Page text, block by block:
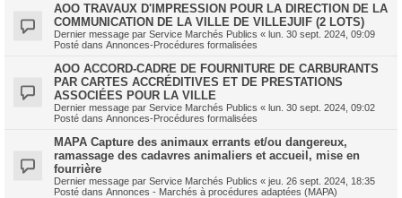
AOO TRAVAUX D'IMPRESSION POUR LA DIRECTION DE LA
COMMUNICATION DE LA VILLE DE VILLEJUIF (2 LOTS)
Dernier message par Service Marchés Publics « lun. 30 sept. 2024, 09:09
Posté dans Annonces-Procédures formalisées
AOO ACCORD-CADRE DE FOURNITURE DE CARBURANTS
PAR CARTES ACCRÉDITIVES ET DE PRESTATIONS
ASSOCIÉES POUR LA VILLE
Dernier message par Service Marchés Publics « lun. 30 sept. 2024, 09:02
Posté dans Annonces-Procédures formalisées
MAPA Capture des animaux errants et/ou dangereux,
ramassage des cadavres animaliers et accueil, mise en
fourrière
Dernier message par Service Marchés Publics « jeu. 26 sept. 2024, 18:35
Posté dans Annonces - Marchés à procédures adaptées (MAPA)